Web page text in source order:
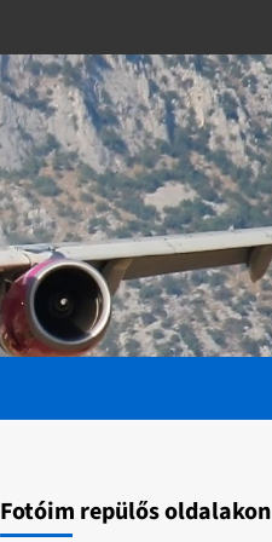
Fotóim repülős oldalakon